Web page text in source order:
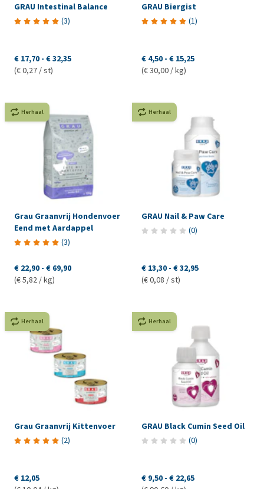
GRAU Intestinal Balance
(3)
€ 17,70 - € 32,35
(€ 0,27 / st)
GRAU Biergist
(1)
€ 4,50 - € 15,25
(€ 30,00 / kg)
Herhaal
Grau Graanvrij Hondenvoer
Eend met Aardappel
(3)
€ 22,90 - € 69,90
(€ 5,82 / kg)
Herhaal
GRAU Nail & Paw Care
(0)
€ 13,30 - € 32,95
(€ 0,08 / st)
Herhaal
Grau Graanvrij Kittenvoer
(2)
€ 12,05
Herhaal
GRAU Black Cumin Seed Oil
(0)
€ 9,50 - € 22,65